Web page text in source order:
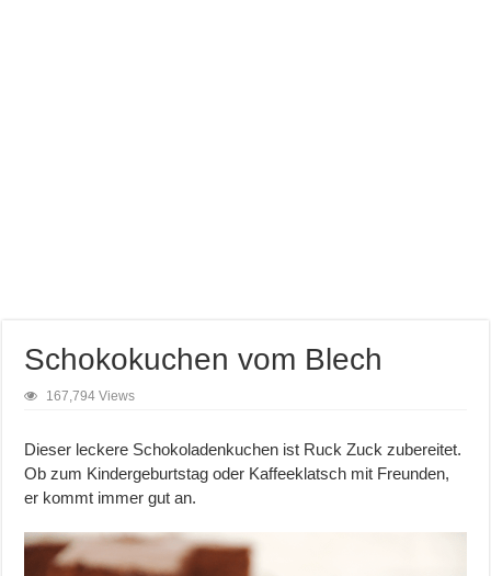
Schokokuchen vom Blech
167,794 Views
Dieser leckere Schokoladenkuchen ist Ruck Zuck zubereitet.
Ob zum Kindergeburtstag oder Kaffeeklatsch mit Freunden,
er kommt immer gut an.